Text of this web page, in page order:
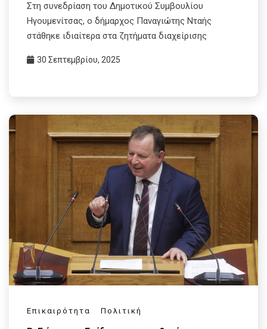
Στη συνεδρίαση του Δημοτικού Συμβουλίου
Ηγουμενίτσας, ο δήμαρχος Παναγιώτης Νταής
στάθηκε ιδιαίτερα στα ζητήματα διαχείρισης
30 Σεπτεμβρίου, 2025
Επικαιρότητα Πολιτική